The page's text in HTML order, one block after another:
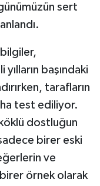
sert
başındaki
tarafların
test ediliyor.
köklü dostluğun
birer eski
ve
birer örnek olarak